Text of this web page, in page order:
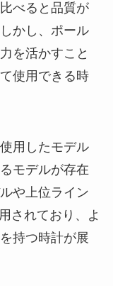
べると品質が
かし、ポール
を活かすこと
使用できる時
用したモデル
モデルが存在
や上位ライン
されており、よ
持つ時計が展